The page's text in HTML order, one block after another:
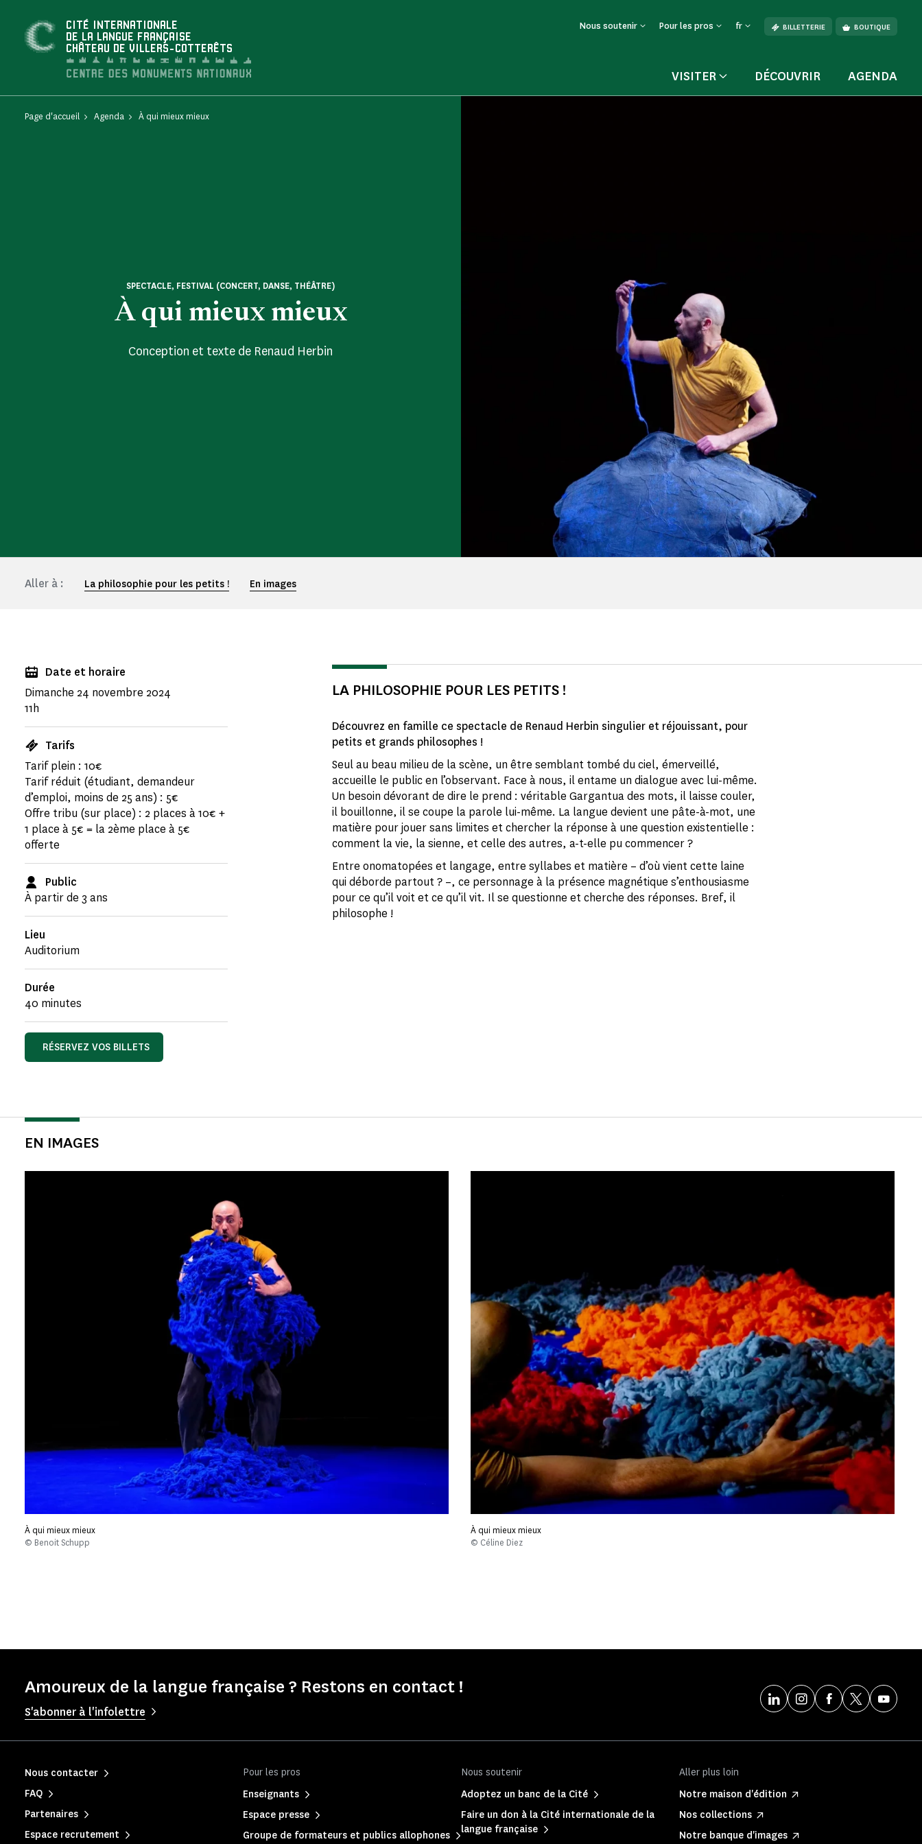
CITÉ INTERNATIONALE
DE LA LANGUE FRANÇAISE
CHÂTEAU DE VILLERS-COTTERÊTS
Nous soutenir Pour les pros fr BILLETTERIE BOUTIQUE
VISITER DÉCOUVRIR AGENDA
Page d'accueil Agenda À qui mieux mieux
À qui mieux mieux
SPECTACLE, FESTIVAL (CONCERT, DANSE, THÉÂTRE)
Conception et texte de Renaud Herbin
Aller à : La philosophie pour les petits ! En images
Date et horaire
Dimanche 24 novembre 2024
11h
Tarifs
Tarif plein : 10€
Tarif réduit (étudiant, demandeur
d’emploi, moins de 25 ans) : 5€
Offre tribu (sur place) : 2 places à 10€ +
1 place à 5€ = la 2ème place à 5€
offerte
Public
À partir de 3 ans
Lieu
Auditorium
Durée
40 minutes
RÉSERVEZ VOS BILLETS
LA PHILOSOPHIE POUR LES PETITS !
Découvrez en famille ce spectacle de Renaud Herbin singulier et réjouissant, pour
petits et grands philosophes !
Seul au beau milieu de la scène, un être semblant tombé du ciel, émerveillé,
accueille le public en l’observant. Face à nous, il entame un dialogue avec lui-même.
Un besoin dévorant de dire le prend : véritable Gargantua des mots, il laisse couler,
il bouillonne, il se coupe la parole lui-même. La langue devient une pâte-à-mot, une
matière pour jouer sans limites et chercher la réponse à une question existentielle :
comment la vie, la sienne, et celle des autres, a-t-elle pu commencer ?
Entre onomatopées et langage, entre syllabes et matière – d’où vient cette laine
qui déborde partout ? –, ce personnage à la présence magnétique s’enthousiasme
pour ce qu’il voit et ce qu’il vit. Il se questionne et cherche des réponses. Bref, il
philosophe !
EN IMAGES
À qui mieux mieux
© Benoit Schupp
À qui mieux mieux
© Céline Diez
Amoureux de la langue française ? Restons en contact !
S'abonner à l'infolettre
Pour les pros
Enseignants
Espace presse
Groupe de formateurs et publics allophones
Nous soutenir
Adoptez un banc de la Cité
Faire un don à la Cité internationale de la
langue française
Aller plus loin
Notre maison d'édition
Nos collections
Notre banque d'images
Nous contacter
FAQ
Partenaires
Espace recrutement